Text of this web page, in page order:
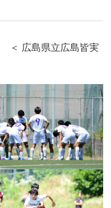
広島県立広島皆実